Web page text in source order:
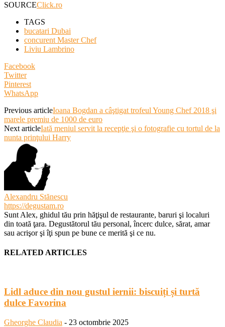
SOURCEClick.ro
TAGS
bucatari Dubai
concurent Master Chef
Liviu Lambrino
Facebook
Twitter
Pinterest
WhatsApp
Previous articleIoana Bogdan a câştigat trofeul Young Chef 2018 şi
marele premiu de 1000 de euro
Next articleIată meniul servit la recepţie şi o fotografie cu tortul de la
nunta prinţului Harry
Alexandru Stănescu
https://degustam.ro
Sunt Alex, ghidul tău prin hăţişul de restaurante, baruri şi localuri
din toată ţara. Degustătorul tău personal, încerc dulce, sărat, amar
sau acrişor şi îţi spun pe bune ce merită şi ce nu.
RELATED ARTICLES
Lidl aduce din nou gustul iernii: biscuiți și turtă
dulce Favorina
Gheorghe Claudia - 23 octombrie 2025